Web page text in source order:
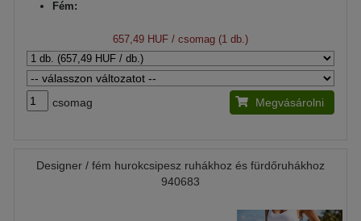
Fém:
657,49 HUF / csomag (1 db.)
csomag Megvásárolni
Designer / fém hurokcsipesz ruhákhoz és fürdőruhákhoz
940683